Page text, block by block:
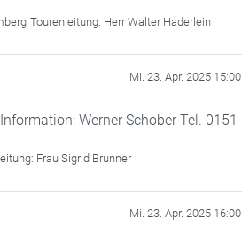
Tourenleitung: Herr Walter Haderlein
Mi. 23. Apr. 2025 15:00
Werner Schober Tel. 0151
Frau Sigrid Brunner
Mi. 23. Apr. 2025 16:00